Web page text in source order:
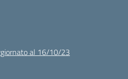
al 16/10/23